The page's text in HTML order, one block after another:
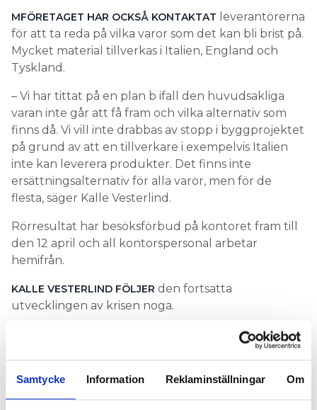
Samtycke Information Reklaminställningar Om
MFÖRETAGET HAR OCKSÅ KONTAKTAT leverantörerna
för att ta reda på vilka varor som det kan bli brist på.
Mycket material tillverkas i Italien, England och
Tyskland.
– Vi har tittat på en plan b ifall den huvudsakliga
varan inte går att få fram och vilka alternativ som
finns då. Vi vill inte drabbas av stopp i byggprojektet
på grund av att en tillverkare i exempelvis Italien
inte kan leverera produkter. Det finns inte
ersättningsalternativ för alla varor, men för de
flesta, säger Kalle Vesterlind.
Rörresultat har besöksförbud på kontoret fram till
den 12 april och all kontorspersonal arbetar
hemifrån.
KALLE VESTERLIND FÖLJER den fortsatta
utvecklingen av krisen noga.
– Allt hänger ihop i dagens samhälle. Om flyg, hotell
och restauranger börjar drabbas, drabbas sedan
vips påverkas även vår bransch, säger han.